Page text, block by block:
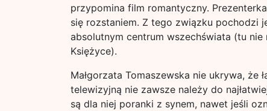
przypomina film romantyczny.
się rozstaniem. Z tego związku pochodzi
absolutnym centrum wszechświata (tu nie
Księżyce).
Małgorzata Tomaszewska nie ukrywa, że
telewizyjną nie zawsze należy do
są dla niej poranki z synem, nawet jeśli